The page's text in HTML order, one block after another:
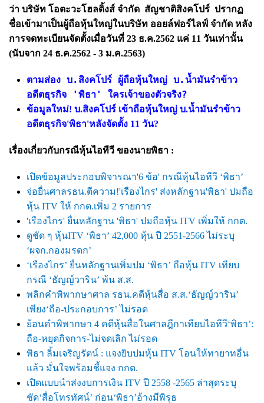
ว่า บริษัท โอตะวะโฮลดิ้งส์ จำกัด สัญชาติสิงคโปร์ ปรากฏ
ชื่อเข้ามาเป็นผู้ถือหุ้นใหญ่ในบริษัท ออยล์ฟอร์ไลฟ์ จำกัด หลัง
การจดทะเบียนจัดตั้งเมื่อวันที่ 23 ธ.ค.2562 แค่ 11 วันเท่านั้น
(นับจาก 24 ธ.ค.2562 - 3 ม.ค.2563)
ตามส่อง บ.สิงคโปร์ ผู้ถือหุ้นใหญ่ บ.น้ำมันรำข้าว
อดีตธุรกิจ 'พิธา' ใครเจ้าของตัวจริง?
ข้อมูลใหม่! บ.สิงคโปร์ เข้าถือหุ้นใหญ่ บ.น้ำมันรำข้าว
อดีตธุรกิจ'พิธา'หลังจัดตั้ง 11 วัน?
เรื่องเกี่ยวกับกรณีหุ้นไอทีวี ของนายพิธา :
เปิดข้อมูลประกอบพิจารณา'6 ข้อ' กรณีหุ้นไอทีวี ‘พิธา’
จ่อยื่นศาลรธน.ตีความ!'เรืองไกร' ส่งหลักฐาน'พิธา' ปมถือ
หุ้น ITV ให้ กกต.เพิ่ม 2 รายการ
'เรืองไกร' ยื่นหลักฐาน 'พิธา' ปมถือหุ้น ITV เพิ่มให้ กกต.
ดูชัด ๆ หุ้นITV ‘พิธา’ 42,000 หุ้น ปี 2551-2566 ไม่ระบุ
‘ผจก.กองมรดก’
‘เรืองไกร’ ยื่นหลักฐานเพิ่มปม ‘พิธา’ ถือหุ้น ITV เทียบ
กรณี ‘ธัญญ์วาริน’ พ้น ส.ส.
พลิกคำพิพากษาศาล รธน.คดีหุ้นสื่อ ส.ส.‘ธัญญ์วาริน’
เพียง‘ถือ-ประกอบการ’ ไม่รอด
ย้อนคำพิพากษา 4 คดีหุ้นสื่อในศาลฎีกาเทียบไอทีวี‘พิธา’:
ถือ-หยุดกิจการ-ไม่จดเลิก ไม่รอด
พิธา ลิ้มเจริญรัตน์ : แจงยิบปมหุ้น ITV โอนให้ทายาทอื่น
แล้ว มั่นใจพร้อมชี้แจง กกต.
เปิดแบบนำส่งงบการเงิน ITV ปี 2558 -2565 ล่าสุดระบุ
ชัด‘สื่อโทรทัศน์’ ก่อน‘พิธา’อ้างมีพิรุธ